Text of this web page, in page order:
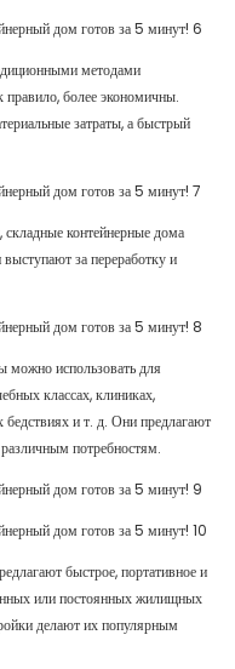
методами
правило, более экономичны.
затраты, а быстрый
контейнерные дома
за переработку и
можно использовать для
классах, клиниках,
и т. д. Они предлагают
потребностям.
быстрое, портативное и
или постоянных жилищных
делают их популярным